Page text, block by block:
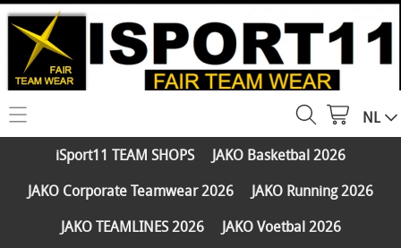
HOME
WEBSHOP
NL
iSport11 TEAM SHOPS
JAKO Basketbal 2026
JAKO Corporate Teamwear 2026
JAKO Running 2026
JAKO TEAMLINES 2026
JAKO Voetbal 2026